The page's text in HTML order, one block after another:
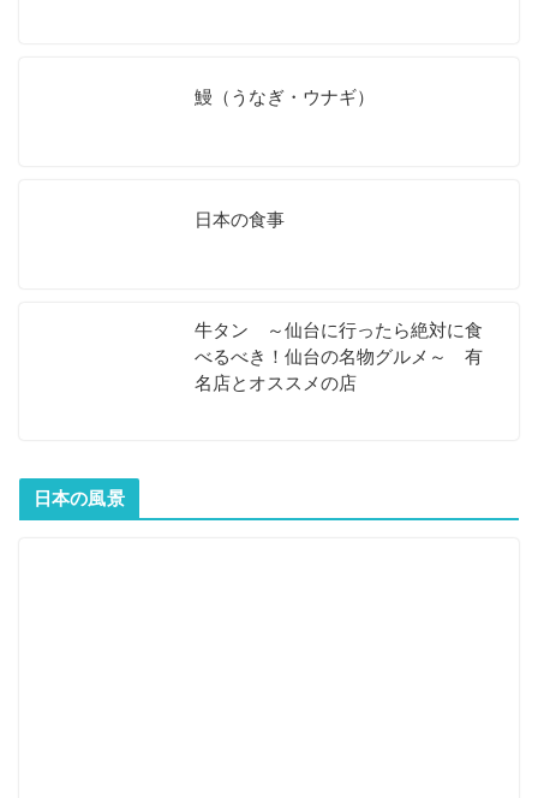
鰻（うなぎ・ウナギ）
日本の食事
牛タン ～仙台に行ったら絶対に食
べるべき！仙台の名物グルメ～ 有
名店とオススメの店
日本の風景